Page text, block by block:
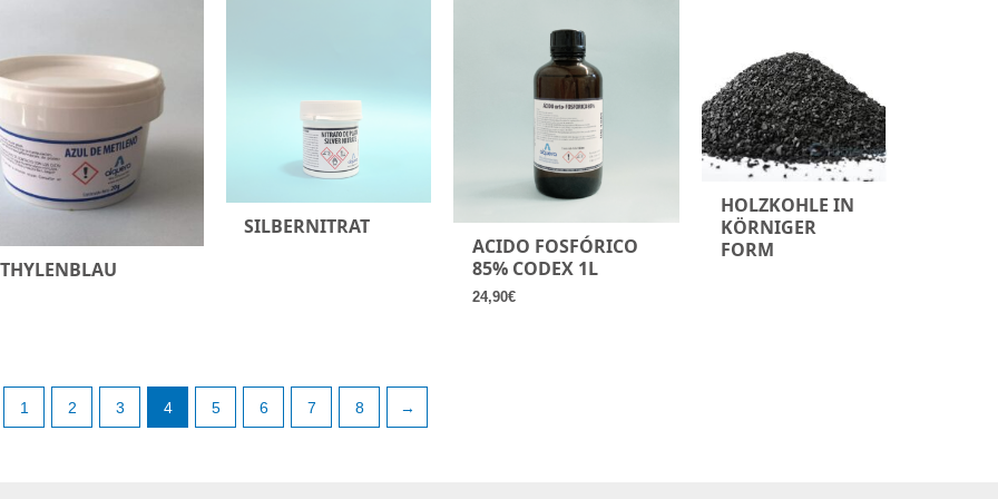
SILBERNITRAT
ACIDO FOSFÓRICO
85% CODEX 1L
24,90€
HOLZKOHLE IN
KÖRNIGER
FORM
1 2 3 4 5 6 7 8 →